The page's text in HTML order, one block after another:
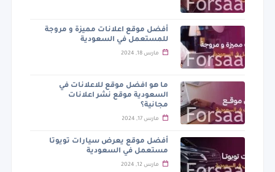
أفضل موقع اعلانات مميزة و مروجة
للمستعمل في السعودية
مارس 18, 2024
ما هو افضل موقع للاعلانات في
السعودية موقع نشر اعلانات
مجانية؟
مارس 17, 2024
أفضل موقع يعرض سيارات تويوتا
مستعمل في السعودية
مارس 12, 2024